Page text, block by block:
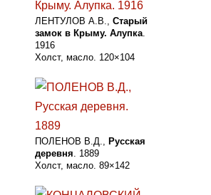
ЛЕНТУЛОВ А.В., Старый
замок в Крыму. Алупка.
1916
Холст, масло. 120×104
ПОЛЕНОВ В.Д., Русская
деревня. 1889
Холст, масло. 89×142